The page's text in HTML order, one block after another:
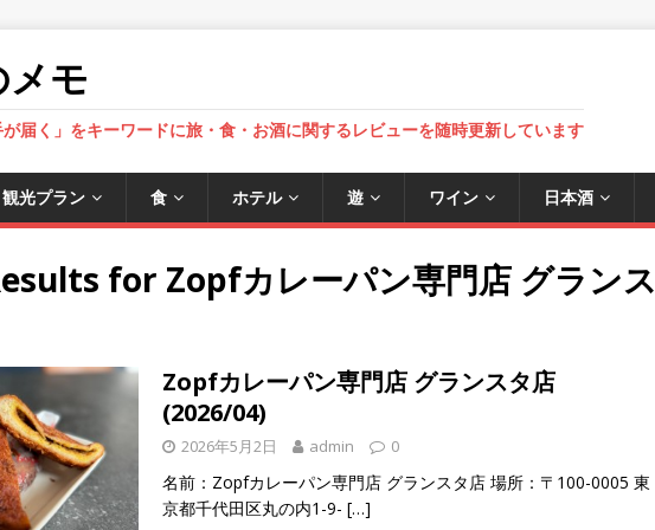
モ
が届く」をキーワードに旅・食・お酒に関するレビューを随時更新しています
観光プラン 食 ホテル 遊 ワイン 日本酒
for Zopfカレーパン専門店 グランス
Zopfカレーパン専門店 グランスタ店
(2026/04)
2026年5月2日 admin 0
名前：Zopfカレーパン専門店 グランスタ店 場所：〒100-0005 東
京都千代田区丸の内1-9- […]